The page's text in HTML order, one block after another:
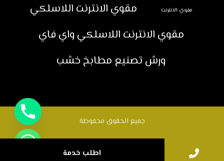
مقوي الانترنت
مقوي الانترنت اللاسلكي
مقوي الانترنت اللاسلكي واي فاي
ورش تصنيع مطابخ خشب
جميع الحقوق محفوظة
اطلب خدمة